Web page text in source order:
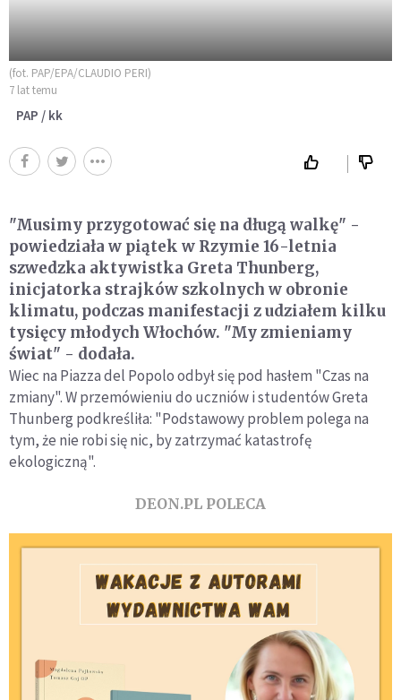
(fot. PAP/EPA/CLAUDIO PERI)
7 lat temu
PAP / kk
"Musimy przygotować się na długą walkę" -
powiedziała w piątek w Rzymie 16-letnia
szwedzka aktywistka Greta Thunberg,
inicjatorka strajków szkolnych w obronie
klimatu, podczas manifestacji z udziałem kilku
tysięcy młodych Włochów. "My zmieniamy
świat" - dodała.
Wiec na Piazza del Popolo odbył się pod hasłem "Czas na
zmiany". W przemówieniu do uczniów i studentów Greta
Thunberg podkreśliła: "Podstawowy problem polega na
tym, że nie robi się nic, by zatrzymać katastrofę
ekologiczną".
DEON.PL POLECA